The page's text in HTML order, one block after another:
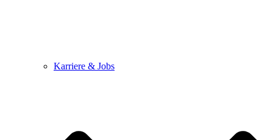
Karriere & Jobs